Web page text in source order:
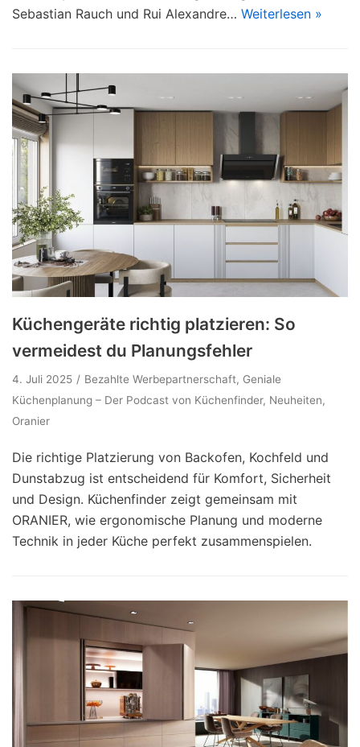
Sebastian Rauch und Rui Alexandre… Weiterlesen »
Küchengeräte richtig platzieren: So
vermeidest du Planungsfehler
4. Juli 2025 Bezahlte Werbepartnerschaft, Geniale
Küchenplanung – Der Podcast von Küchenfinder, Neuheiten,
Oranier
Die richtige Platzierung von Backofen, Kochfeld und
Dunstabzug ist entscheidend für Komfort, Sicherheit
und Design. Küchenfinder zeigt gemeinsam mit
ORANIER, wie ergonomische Planung und moderne
Technik in jeder Küche perfekt zusammenspielen.